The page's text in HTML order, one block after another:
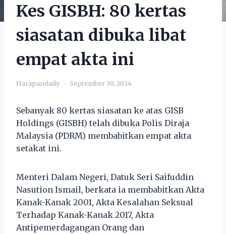
Kes GISBH: 80 kertas
siasatan dibuka libat
empat akta ini
Harapandaily September 30, 2024
Sebanyak 80 kertas siasatan ke atas GISB
Holdings (GISBH) telah dibuka Polis Diraja
Malaysia (PDRM) membabitkan empat akta
setakat ini.
Menteri Dalam Negeri, Datuk Seri Saifuddin
Nasution Ismail, berkata ia membabitkan Akta
Kanak-Kanak 2001, Akta Kesalahan Seksual
Terhadap Kanak-Kanak 2017, Akta
Antipemerdagangan Orang dan